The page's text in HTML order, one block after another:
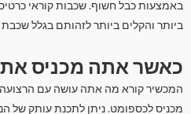
באמצעות כבל חשוף. שכבות קוראי
ביותר והקלים ביותר לזהותם בגלל
כאשר אתה מכניס
המכשיר קורא מה אתה עושה עם
מכניס לכספומט. ניתן לתכנת עותק של